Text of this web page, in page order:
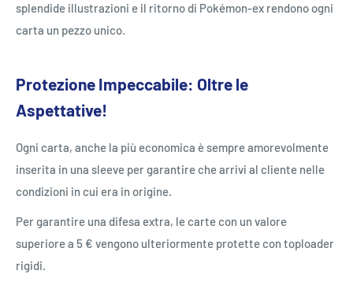
splendide illustrazioni e il ritorno di Pokémon-ex rendono ogni
carta un pezzo unico.
Protezione Impeccabile: Oltre le
Aspettative!
Ogni carta, anche la più economica è sempre amorevolmente
inserita in una sleeve per garantire che arrivi al cliente nelle
condizioni in cui era in origine.
Per garantire una difesa extra, le carte con un valore
superiore a 5 € vengono ulteriormente protette con toploader
rigidi.